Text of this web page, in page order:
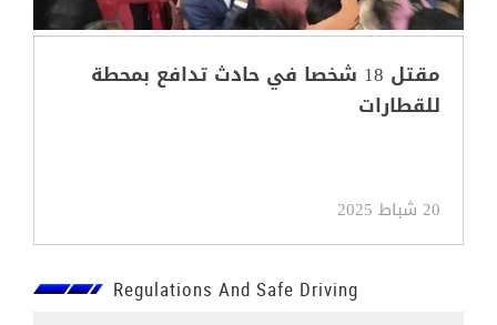
مقتل 18 شخصا في حادث تدافع بمحطة
للقطارات
20 شباط 2025
Regulations And Safe Driving